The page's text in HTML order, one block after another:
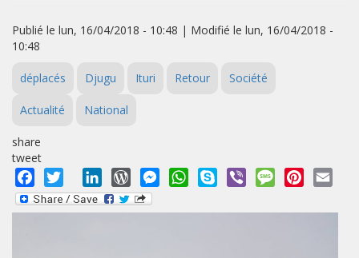
Publié le lun, 16/04/2018 - 10:48 | Modifié le lun, 16/04/2018 -
10:48
déplacés Djugu Ituri Retour Société
Actualité National
share
tweet
Facebook
Twitter LinkedInWordPressMessengerWhatsApp
Skype Viber MessagePinterest